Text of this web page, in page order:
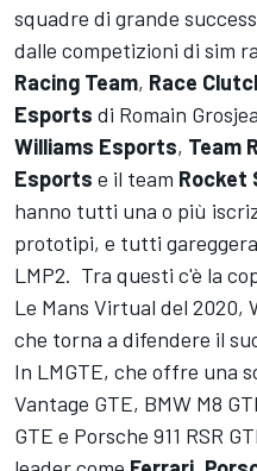
squadre di grande
dalle competizioni di sim
Racing Team, Race
Esports di Romain
Williams Esports, Team
Esports e il team Rocket
hanno tutti una o più
prototipi, e tutti
LMP2. Tra questi c'è la
Le Mans Virtual del 2020,
che torna a difendere il
In LMGTE, che offre una
Vantage GTE, BMW M8
GTE e Porsche 911 RSR